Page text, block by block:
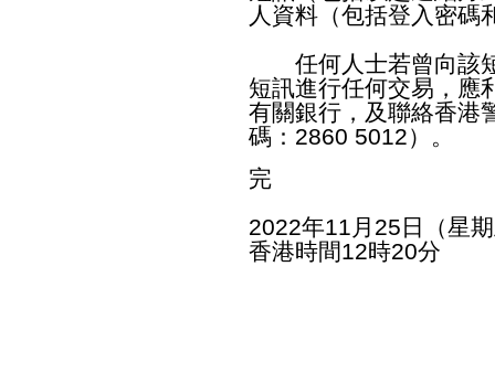
人資料（包括登入密碼
任何人士若曾向該短
短訊進行任何交易，應
有關銀行，及聯絡香港
碼：2860 5012）。
完
2022年11月25日（星
香港時間12時20分